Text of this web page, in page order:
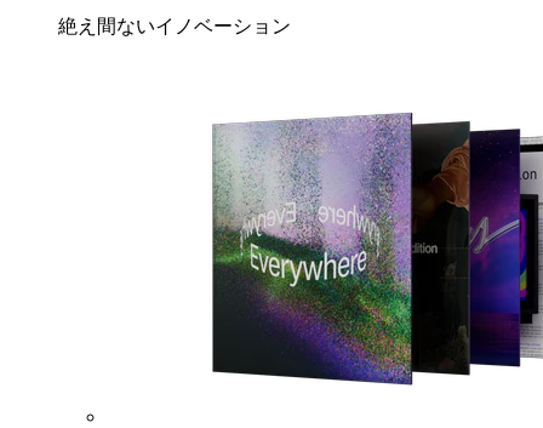
絶え間ないイノベーション